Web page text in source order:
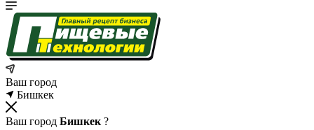
Ваш город
Бишкек
Ваш город Бишкек ?